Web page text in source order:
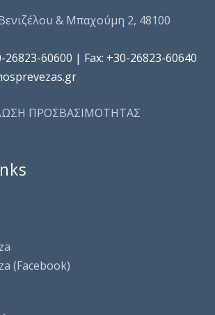
& Μπαχούμη 2, 48100
60600 | Fax: +30-26823-60640
ΠΡΟΣΒΑΣΙΜΟΤΗΤΑΣ
(Facebook)